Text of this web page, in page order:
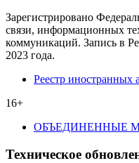
Зарегистрировано
связи, информационных
коммуникаций. Запись в
2023 года.
Реестр иностранных
16+
ОБЪЕДИНЕННЫЕ
Техническое